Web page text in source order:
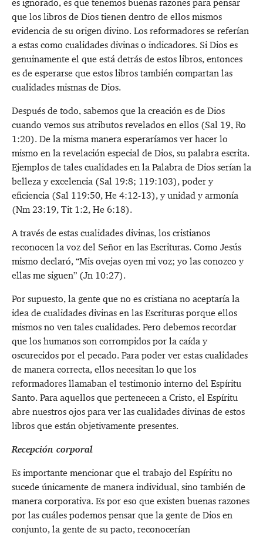
es ignorado, es que tenemos buenas razones para pensar
que los libros de Dios tienen dentro de ellos mismos
evidencia de su origen divino. Los reformadores se referían
a estas como cualidades divinas o indicadores. Si Dios es
genuinamente el que está detrás de estos libros, entonces
es de esperarse que estos libros también compartan las
cualidades mismas de Dios.
Después de todo, sabemos que la creación es de Dios
cuando vemos sus atributos revelados en ellos (Sal 19,Ro
1:20). De la misma manera esperaríamos ver hacer lo
mismo en la revelación especial de Dios, su palabra escrita.
Ejemplos de tales cualidades en la Palabra de Dios serían la
belleza y excelencia (Sal 19:8; 119:103), poder y
eficiencia (Sal 119:50,He 4:12-13), y unidad y armonía
(Nm 23:19,Tit 1:2,He 6:18).
A través de estas cualidades divinas, los cristianos
reconocen la voz del Señor en las Escrituras. Como Jesús
mismo declaró, “Mis ovejas oyen mi voz; yo las conozco y
ellas me siguen” (Jn 10:27).
Por supuesto, la gente que no es cristiana no aceptaría la
idea de cualidades divinas en las Escrituras porque ellos
mismos no ven tales cualidades. Pero debemos recordar
que los humanos son corrompidos por la caída y
oscurecidos por el pecado. Para poder ver estas cualidades
de manera correcta, ellos necesitan lo que los
reformadores llamaban el testimonio interno del Espíritu
Santo. Para aquellos que pertenecen a Cristo, el Espíritu
abre nuestros ojos para ver las cualidades divinas de estos
libros que están objetivamente presentes.
Recepción corporal
Es importante mencionar que el trabajo del Espíritu no
sucede únicamente de manera individual, sino también de
manera corporativa. Es por eso que existen buenas razones
por las cuáles podemos pensar que la gente de Dios en
conjunto, la gente de su pacto, reconocerían